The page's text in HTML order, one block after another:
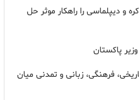
و دیپلماسی را راهکار موثر حل
پاکستان
فرهنگی، زبانی و تمدنی میان